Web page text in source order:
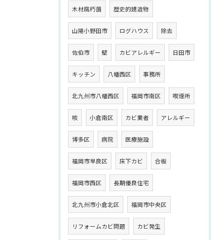
木材腐朽菌 歴史的建造物
山陽小野田市 ログハウス 除去
佐伯市 壁 カビアレルギー 日田市
キッチン 八幡西区 事務所
北九州市八幡西区 福岡市南区 喫煙所
咳 小倉南区 カビ業者 アレルギー
博多区 病院 医療施設
福岡市早良区 床下カビ 合板
福岡市西区 長期優良住宅
北九州市小倉北区 福岡市中央区
リフォームカビ問題 カビ発生